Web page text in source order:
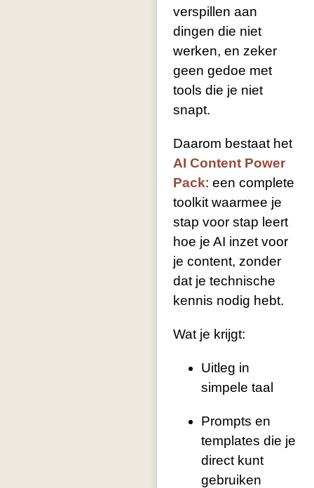
verspillen aan
dingen die niet
werken, en zeker
geen gedoe met
tools die je niet
snapt.
Daarom bestaat het
AI Content Power
Pack: een complete
toolkit waarmee je
stap voor stap leert
hoe je AI inzet voor
je content, zonder
dat je technische
kennis nodig hebt.
Wat je krijgt:
Uitleg in
simpele taal
Prompts en
templates die je
direct kunt
gebruiken